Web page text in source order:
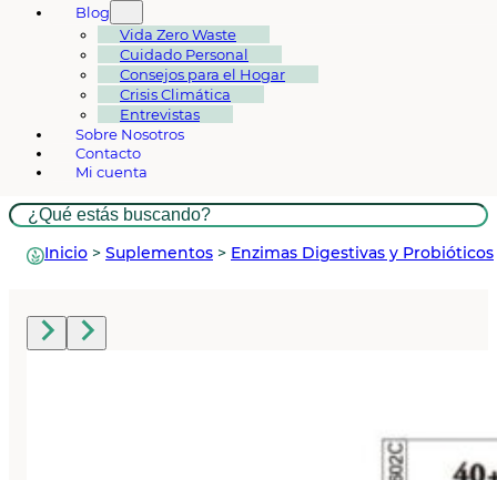
Blog
Vida Zero Waste
Cuidado Personal
Consejos para el Hogar
Crisis Climática
Entrevistas
Sobre Nosotros
Contacto
Mi cuenta
Buscar
Inicio > Suplementos > Enzimas Digestivas y Probióticos